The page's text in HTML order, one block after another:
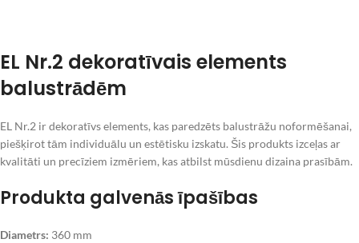
EL Nr.2 dekoratīvais elements
balustrādēm
EL Nr.2 ir dekoratīvs elements, kas paredzēts balustrāžu noformēšanai,
piešķirot tām individuālu un estētisku izskatu. Šis produkts izceļas ar
kvalitāti un precīziem izmēriem, kas atbilst mūsdienu dizaina prasībām.
Produkta galvenās īpašības
Diametrs: 360 mm